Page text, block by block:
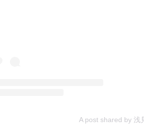
A post shared by 浅